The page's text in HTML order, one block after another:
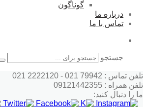
گوناگون
درباره ما
تماس با ما
جستجو
تلفن تماس : 79942 021 - 2222120 021
تلفن همراه : 09121442355
ما را دنبال کنید: